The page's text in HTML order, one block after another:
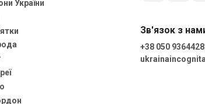
України
Зв'язок з
+38 050 9364428